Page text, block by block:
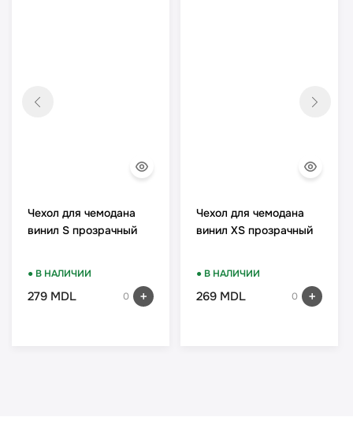
Чехол для чемодана
винил S прозрачный
● В НАЛИЧИИ
279 MDL 0
Чехол для чемодана
винил XS прозрачный
● В НАЛИЧИИ
269 MDL 0